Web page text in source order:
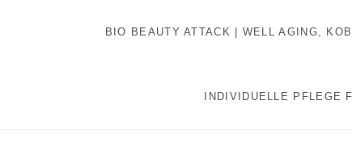
BIO BEAUTY ATTACK | WELL AGING,
INDIVIDUELLE PFLEGE